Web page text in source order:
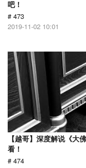
吧！
# 473
2019-11-02 10:01
【越哥】深度解说《大
看！
# 474